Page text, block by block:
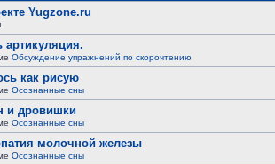
Yugzone.ru
артикуляция.
Обсуждение упражнений по скорочтению
как рисую
Осознанные сны
и дровишки
Осознанные сны
молочной железы
Осознанные сны